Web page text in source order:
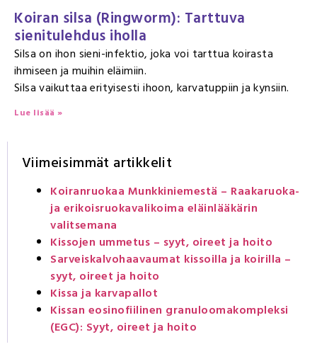
Koiran silsa (Ringworm): Tarttuva
sienitulehdus iholla
Silsa on ihon sieni-infektio, joka voi tarttua koirasta
ihmiseen ja muihin eläimiin.
Silsa vaikuttaa erityisesti ihoon, karvatuppiin ja kynsiin.
Lue lisää »
Viimeisimmät artikkelit
Koiranruokaa Munkkiniemestä – Raakaruoka-
ja erikoisruokavalikoima eläinlääkärin
valitsemana
Kissojen ummetus – syyt, oireet ja hoito
Sarveiskalvohaavaumat kissoilla ja koirilla –
syyt, oireet ja hoito
Kissa ja karvapallot
Kissan eosinofiilinen granuloomakompleksi
(EGC): Syyt, oireet ja hoito